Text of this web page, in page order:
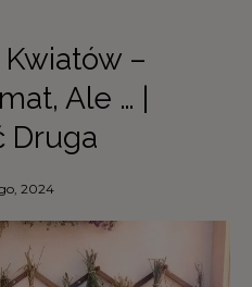
–
Ale … |
Druga
2024